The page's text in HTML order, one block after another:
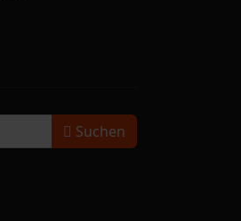
Suchen
Suchen